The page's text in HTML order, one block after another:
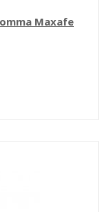
Maxafe